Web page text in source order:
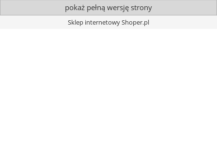
pokaż pełną wersję strony
Sklep internetowy Shoper.pl